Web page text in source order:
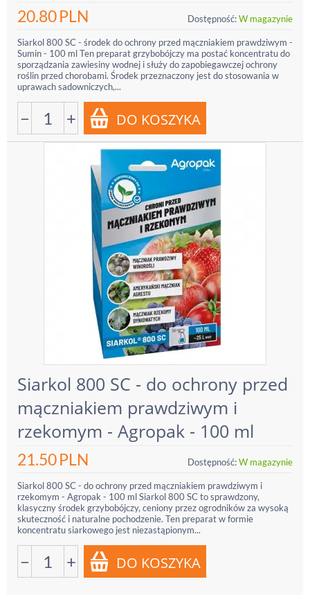
20.80PLN Dostępność:W magazynie
Siarkol 800 SC - środek do ochrony przed mączniakiem prawdziwym -
Sumin - 100 ml Ten preparat grzybobójczy ma postać koncentratu do
sporządzania zawiesiny wodnej i służy do zapobiegawczej ochrony
roślin przed chorobami. Środek przeznaczony jest do stosowania w
uprawach sadowniczych,...
− +
Siarkol 800 SC - do ochrony przed
mączniakiem prawdziwym i
rzekomym - Agropak - 100 ml
21.50PLN Dostępność:W magazynie
Siarkol 800 SC - do ochrony przed mączniakiem prawdziwym i
rzekomym - Agropak - 100 ml Siarkol 800 SC to sprawdzony,
klasyczny środek grzybobójczy, ceniony przez ogrodników za wysoką
skuteczność i naturalne pochodzenie. Ten preparat w formie
koncentratu siarkowego jest niezastąpionym...
− +